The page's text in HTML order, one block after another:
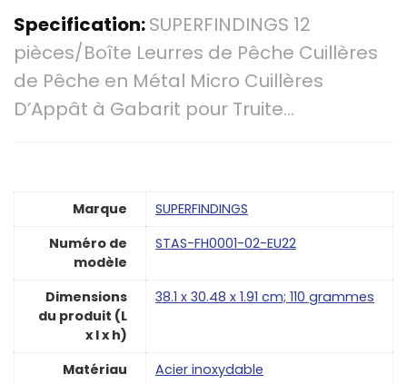
Specification:SUPERFINDINGS 12
pièces/Boîte Leurres de Pêche Cuillères
de Pêche en Métal Micro Cuillères
D’Appât à Gabarit pour Truite…
Marque
‎SUPERFINDINGS
Numéro de
modèle
‎STAS-FH0001-02-EU22
Dimensions
du produit (L
x l x h)
‎38.1 x 30.48 x 1.91 cm; 110 grammes
Matériau
‎Acier inoxydable